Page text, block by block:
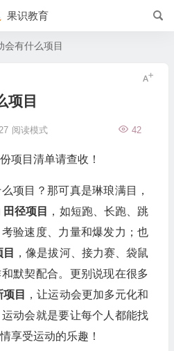
果识教育
会有什么项目
项目
42
阅读模式
项目清单请查收！
项目？那可真是琳琅满目，
田径项目
，如短跑、长跑、跳
验速度、力量和爆发力；也
，像是拔河、接力赛、袋鼠
默契配合。更别说现在很多
目
，让运动会更加多元化和
动会就是要让每个人都能找
享受运动的乐趣！